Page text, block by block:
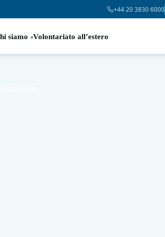
+44 20 3830 6000
siamo Volontariato all’estero